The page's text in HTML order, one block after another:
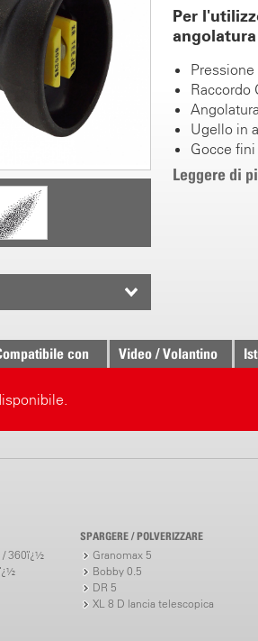
Per
Pressione
Raccordo
Ugello in
Gocce fini
Filtro
Ideale per
4.0 bar =
Leggere di
con Video / Volantino
/ 360ï¿½
SPARGERE / POLVERIZZARE
Granomax 5
Bobby 0.5
DR 5
XL 8 D lancia telescopica